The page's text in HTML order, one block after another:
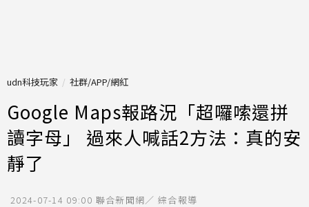
udn科技玩家 社群/APP/網紅
Google Maps報路況「超囉嗦還拼
讀字母」 過來人喊話2方法：真的安
靜了
2024-07-14 09:00 聯合新聞網／ 綜合報導